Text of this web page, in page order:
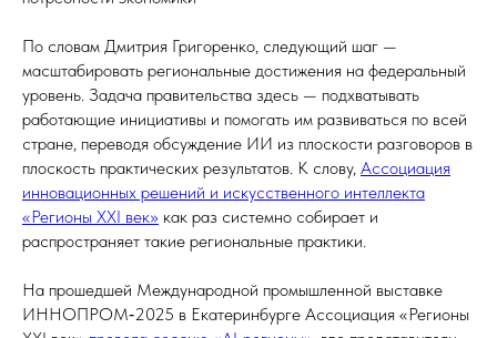
По словам Дмитрия Григоренко, следующий шаг —
масштабировать региональные достижения на федеральный
уровень. Задача правительства здесь — подхватывать
работающие инициативы и помогать им развиваться по всей
стране, переводя обсуждение ИИ из плоскости разговоров в
плоскость практических результатов. К слову, Ассоциация
инновационных решений и искусственного интеллекта
«Регионы XXI век» как раз системно собирает и
распространяет такие региональные практики.
На прошедшей Международной промышленной выставке
ИННОПРОМ‑2025 в Екатеринбурге Ассоциация «Регионы